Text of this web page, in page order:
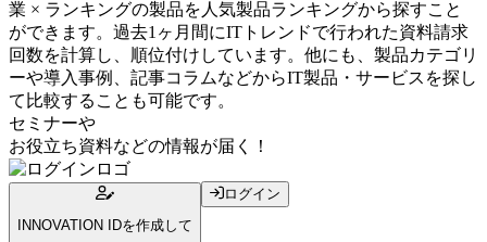
業 × ランキングの製品を人気製品ランキングから探すこと
ができます。過去1ヶ月間にITトレンドで行われた資料請求
回数を計算し、順位付けしています。他にも、製品カテゴリ
ーや導入事例、記事コラムなどからIT製品・サービスを探し
て比較することも可能です。
セミナーや
お役立ち資料などの情報が届く！
INNOVATION IDを作成して
ログイン